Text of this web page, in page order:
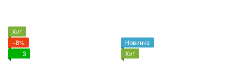
Хит
−8%
3
Новинка
Хит